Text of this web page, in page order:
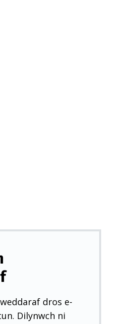
dros e-
Dilynwch ni